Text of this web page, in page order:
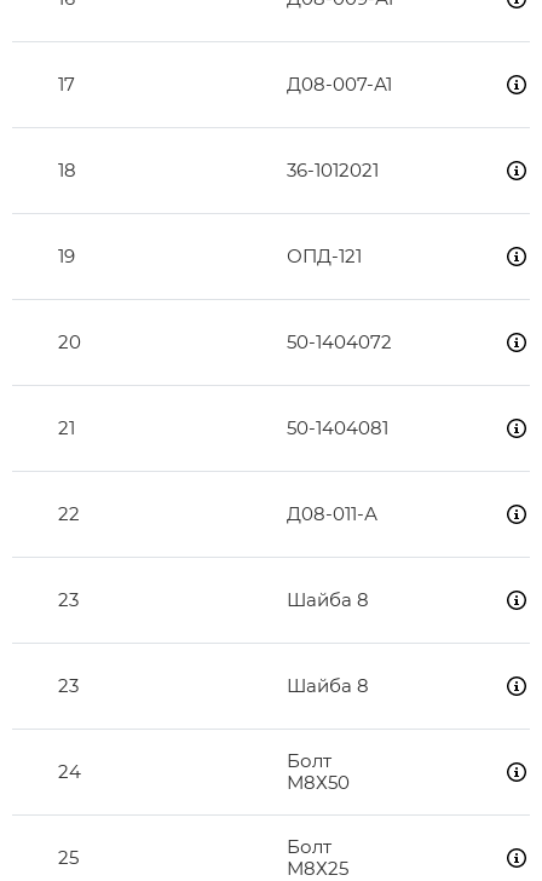
17 Д08-007-А1
18 36-1012021
19 ОПД-121
20 50-1404072
21 50-1404081
22 Д08-011-А
23 Шайба 8
23 Шайба 8
24
Болт
М8Х50
25
Болт
М8Х25